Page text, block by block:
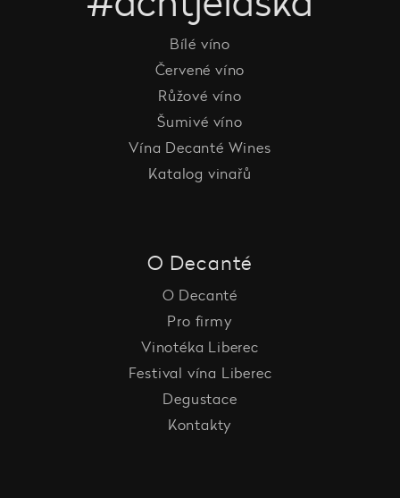
Bílé víno
Červené víno
Růžové víno
Šumivé víno
Vína Decanté Wines
Katalog vinařů
O Decanté
O Decanté
Pro firmy
Vinotéka Liberec
Festival vína Liberec
Degustace
Kontakty